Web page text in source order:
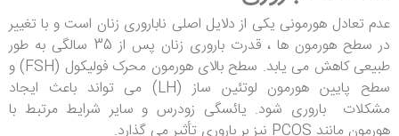
عدم تعادل هورمونی یکی از دلایل اصلی ناباروری زنان است و با تغییر
در سطح هورمون ها ، قدرت باروری زنان پس از 35 سالگی به طور
طبیعی کاهش می یابد. سطح بالای هورمون محرک فولیکول (FSH) و
سطح پایین هورمون لوتئین ساز (LH) می تواند باعث ایجاد
مشکلات باروری شود. یائسگی زودرس و سایر شرایط مرتبط با